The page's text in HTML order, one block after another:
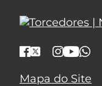
Mapa do Site